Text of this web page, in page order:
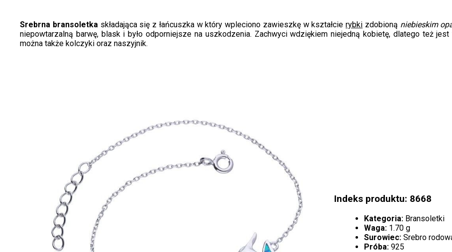
Srebrna bransoletkaskładająca się z łańcuszka w który wpleciono zawieszkę w kształcierybki zdobioną niebieskim
niepowtarzalną barwę, blask i było odporniejsze na uszkodzenia. Zachwyci wdziękiem niejedną kobietę, dlatego też
można także kolczyki oraz naszyjnik.
Indeks produktu: 8668
Kategoria: Bransoletki
Waga: 1.70 g
Surowiec: Srebro
Próba: 925